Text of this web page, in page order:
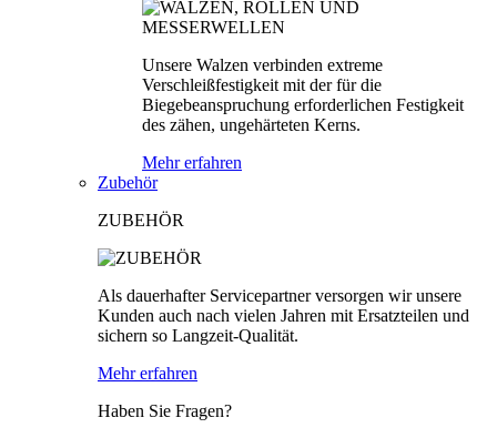
Unsere Walzen verbinden extreme
Verschleißfestigkeit mit der für die
Biegebeanspruchung erforderlichen Festigkeit
des zähen, ungehärteten Kerns.
Mehr erfahren
Zubehör
ZUBEHÖR
Als dauerhafter Servicepartner versorgen wir unsere
Kunden auch nach vielen Jahren mit Ersatzteilen und
sichern so Langzeit-Qualität.
Mehr erfahren
Haben Sie Fragen?